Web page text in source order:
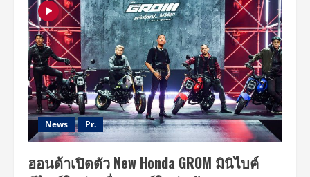
News Pr.
ฮอนด้าเปิดตัว New Honda GROM มินิไบค์